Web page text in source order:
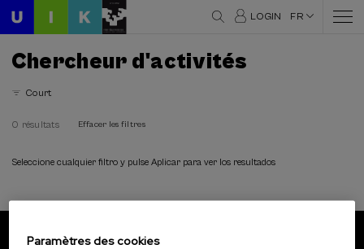
LOGIN FR
Chercheur d'activités
Court
0 résultats Effacer les filtres
Seleccione cualquier filtro y pulse Aplicar para ver los resultados
Paramètres des cookies